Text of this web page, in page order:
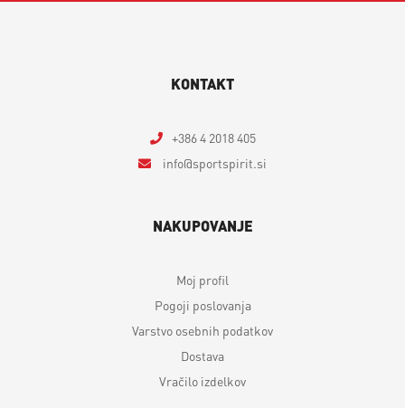
KONTAKT
+386 4 2018 405
info
sportspirit.si
NAKUPOVANJE
Moj profil
Pogoji poslovanja
Varstvo osebnih podatkov
Dostava
Vračilo izdelkov